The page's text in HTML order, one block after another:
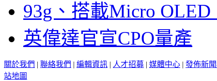
93g、搭載Micro
英偉達官宣CPO量產
關於我們 | 聯絡我們 | 編輯資訊 | 人才招募 | 媒體中心 | 發佈新
站地圖